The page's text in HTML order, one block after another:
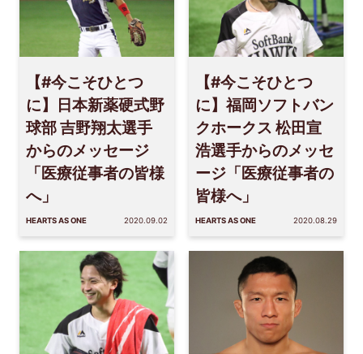
【#今こそひとつ
に】日本新薬硬式野
球部 吉野翔太選手
からのメッセージ
「医療従事者の皆様
へ」
HEARTS AS ONE 2020.09.02
【#今こそひとつ
に】福岡ソフトバン
クホークス 松田宣
浩選手からのメッセ
ージ「医療従事者の
皆様へ」
HEARTS AS ONE 2020.08.29